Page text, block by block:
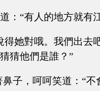
：“有人的地方就有
得她對哦。我們出去
猜他們是誰？”
鼻子，呵呵笑道：“